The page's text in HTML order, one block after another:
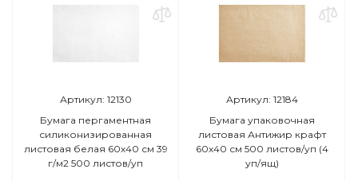
Артикул: 12130
Бумага пергаментная
силиконизированная
листовая белая 60х40 см 39
г/м2 500 листов/уп
Артикул: 12184
Бумага упаковочная
листовая Антижир крафт
60х40 см 500 листов/уп (4
уп/ящ)